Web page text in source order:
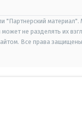
"Партнерский материал".
не разделять их
Все права